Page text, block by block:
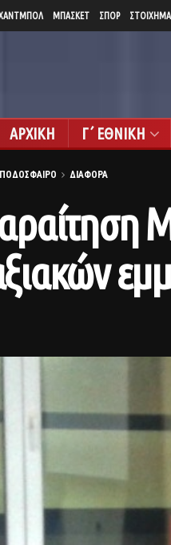
ΜΠΑΣΚΕΤ ΣΠΟΡ ΣΤΟΙΧΗΜΑ
ΑΡΧΙΚΗ Γ΄ ΕΘΝΙΚΗ
ΔΙΑΦΟΡΑ